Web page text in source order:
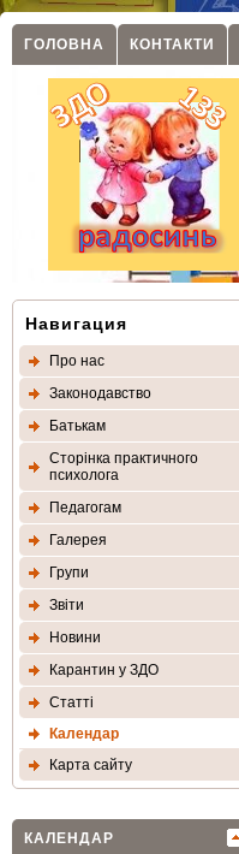
ГОЛОВНА КОНТАКТИ
Навигация
Про нас
Законодавство
Батькам
Сторінка практичного
психолога
Педагогам
Галерея
Групи
Звіти
Новини
Карантин у ЗДО
Статтi
Календар
Карта сайту
КАЛЕНДАР